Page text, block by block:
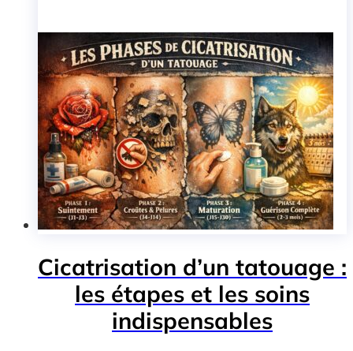
Cicatrisation d’un tatouage :
les étapes et les soins
indispensables